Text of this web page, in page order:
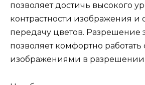
позволяет достичь высокого
контрастности изображения и
передачу цветов. Разрешение
позволяет комфортно работать
изображениями в разрешении